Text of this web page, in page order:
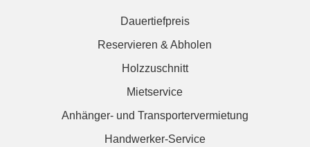
Dauertiefpreis
Reservieren & Abholen
Holzzuschnitt
Mietservice
Anhänger- und Transportervermietung
Handwerker-Service